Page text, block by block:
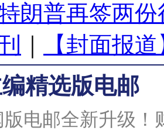
朗普再签两
【封面报
精选版电邮
版电邮全新升级